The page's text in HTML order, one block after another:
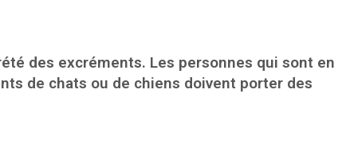
des excréments. Les personnes qui sont en
de chats ou de chiens doivent porter des